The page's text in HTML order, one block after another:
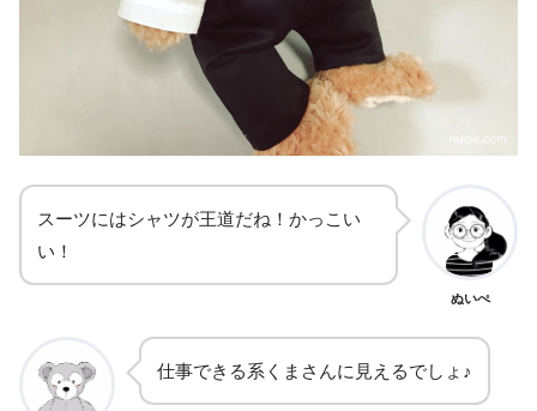
スーツにはシャツが王道だね！かっこい
い！
ぬいぺ
仕事できる系くまさんに見えるでしょ♪